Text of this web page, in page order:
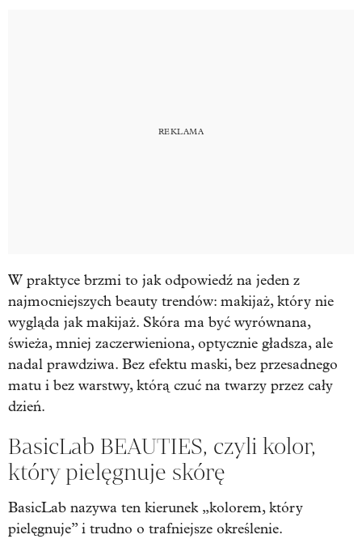
W praktyce brzmi to jak odpowiedź na jeden z
najmocniejszych beauty trendów: makijaż, który nie
wygląda jak makijaż. Skóra ma być wyrównana,
świeża, mniej zaczerwieniona, optycznie gładsza, ale
nadal prawdziwa. Bez efektu maski, bez przesadnego
matu i bez warstwy, którą czuć na twarzy przez cały
dzień.
BasicLab BEAUTIES, czyli kolor,
który pielęgnuje skórę
BasicLab nazywa ten kierunek „kolorem, który
pielęgnuje” i trudno o trafniejsze określenie.